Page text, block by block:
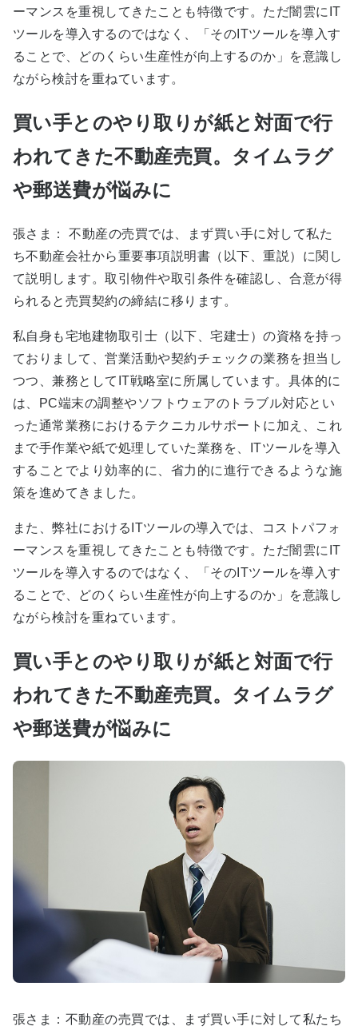
ーマンスを重視してきたことも特徴です。ただ闇雲にIT
ツールを導入するのではなく、「そのITツールを導入す
ることで、どのくらい生産性が向上するのか」を意識し
ながら検討を重ねています。
買い手とのやり取りが紙と対面で行
われてきた不動産売買。タイムラグ
や郵送費が悩みに
張さま： 不動産の売買では、まず買い手に対して私た
ち不動産会社から重要事項説明書（以下、重説）に関し
て説明します。取引物件や取引条件を確認し、合意が得
られると売買契約の締結に移ります。
私自身も宅地建物取引士（以下、宅建士）の資格を持っ
ておりまして、営業活動や契約チェックの業務を担当し
つつ、兼務としてIT戦略室に所属しています。具体的に
は、PC端末の調整やソフトウェアのトラブル対応とい
った通常業務におけるテクニカルサポートに加え、これ
まで手作業や紙で処理していた業務を、ITツールを導入
することでより効率的に、省力的に進行できるような施
策を進めてきました。
また、弊社におけるITツールの導入では、コストパフォ
ーマンスを重視してきたことも特徴です。ただ闇雲にIT
ツールを導入するのではなく、「そのITツールを導入す
ることで、どのくらい生産性が向上するのか」を意識し
ながら検討を重ねています。
買い手とのやり取りが紙と対面で行
われてきた不動産売買。タイムラグ
や郵送費が悩みに
張さま：不動産の売買では、まず買い手に対して私たち